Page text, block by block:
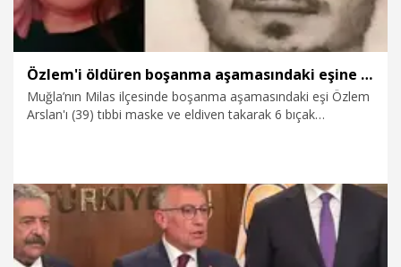
konuştu.
Özlem'i öldüren boşanma aşamasındaki eşine ilk duruşmada ağırlaştırılmış müebbet verildi
Muğla’nın Milas ilçesinde boşanma aşamasındaki eşi Özlem
Arslan'ı (39) tıbbi maske ve eldiven takarak 6 bıçak
6.08.2026 Gündem